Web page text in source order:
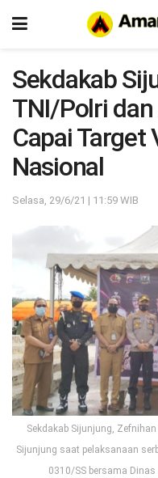
Sekdakab
TNI/Polri
Capai Target
Nasional
Selasa, 29/6/21 | 11:59 WIB
Sekdakab Sijunjung,
Sijunjung saat pelaksanaan
0310/SS bersama